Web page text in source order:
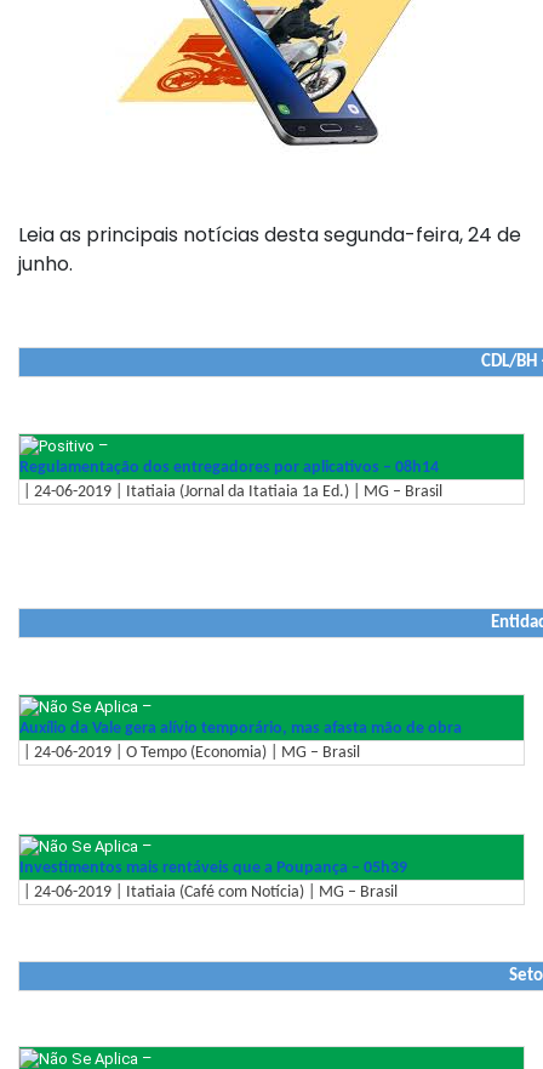
Leia as principais notícias desta segunda-feira, 24 de
junho.
CDL/
–
Regulamentação dos entregadores por aplicativos – 08h14
| 24-06-2019 | Itatiaia (Jornal da Itatiaia 1a Ed.) | MG – Brasil
–
Auxílio da Vale gera alívio temporário, mas afasta mão de obra
| 24-06-2019 | O Tempo (Economia) | MG – Brasil
–
Investimentos mais rentáveis que a Poupança – 05h39
| 24-06-2019 | Itatiaia (Café com Notícia) | MG – Brasil
–